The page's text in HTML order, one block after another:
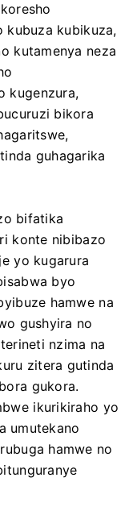
kubuza kubikuza,
kutamenya neza
kugenzura,
bikora
guhagarika
bifatika
konte nibibazo
yo kugarura
byo
hamwe na
gushyira no
nzima na
zitera gutinda
gukora.
ikurikiraho yo
umutekano
hamwe no